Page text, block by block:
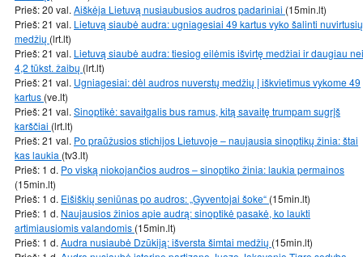
Prieš: 20 val. Aiškėja Lietuvą nusiaubusios audros padariniai (15min.lt)
Prieš: 21 val. Lietuvą siaubė audra: ugniagesiai 49 kartus vyko šalinti nuvirtusių
medžių (lrt.lt)
Prieš: 21 val. Lietuvą siaubė audra: tiesiog eilėmis išvirtę medžiai ir daugiau nei
4,2 tūkst. žaibų (lrt.lt)
Prieš: 21 val. Ugniagesiai: dėl audros nuverstų medžių į iškvietimus vykome 49
kartus (ve.lt)
Prieš: 21 val. Sinoptikė: savaitgalis bus ramus, kitą savaitę trumpam sugrįš
karščiai (lrt.lt)
Prieš: 21 val. Po praūžusios stichijos Lietuvoje – naujausia sinoptikų žinia: štai
kas laukia (tv3.lt)
Prieš: 1 d. Po viską niokojančios audros – sinoptiko žinia: laukia permainos
(15min.lt)
Prieš: 1 d. Eišiškių seniūnas po audros: „Gyventojai šoke“ (15min.lt)
Prieš: 1 d. Naujausios žinios apie audrą: sinoptikė pasakė, ko laukti
artimiausiomis valandomis (15min.lt)
Prieš: 1 d. Audra nusiaubė Dzūkiją: išversta šimtai medžių (15min.lt)